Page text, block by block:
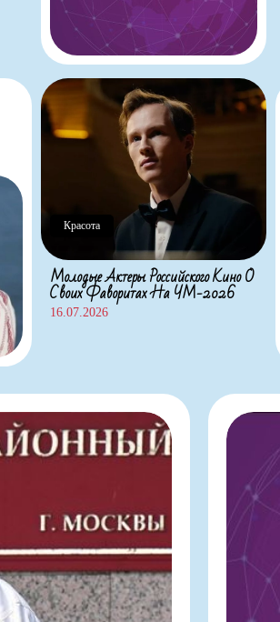
Красота
Молодые Актеры Российского Кино О
Своих Фаворитах На ЧМ-2026
16.07.2026